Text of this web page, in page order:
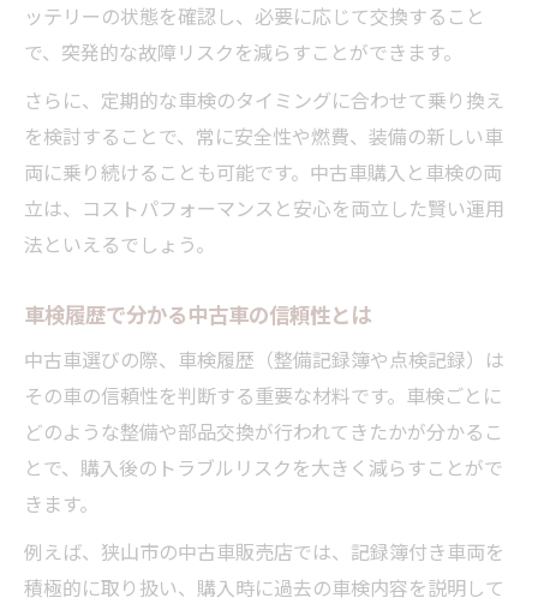
ッテリーの状態を確認し、必要に応じて交換すること
で、突発的な故障リスクを減らすことができます。
さらに、定期的な車検のタイミングに合わせて乗り換え
を検討することで、常に安全性や燃費、装備の新しい車
両に乗り続けることも可能です。中古車購入と車検の両
立は、コストパフォーマンスと安心を両立した賢い運用
法といえるでしょう。
車検履歴で分かる中古車の信頼性とは
中古車選びの際、車検履歴（整備記録簿や点検記録）は
その車の信頼性を判断する重要な材料です。車検ごとに
どのような整備や部品交換が行われてきたかが分かるこ
とで、購入後のトラブルリスクを大きく減らすことがで
きます。
例えば、狭山市の中古車販売店では、記録簿付き車両を
積極的に取り扱い、購入時に過去の車検内容を説明して